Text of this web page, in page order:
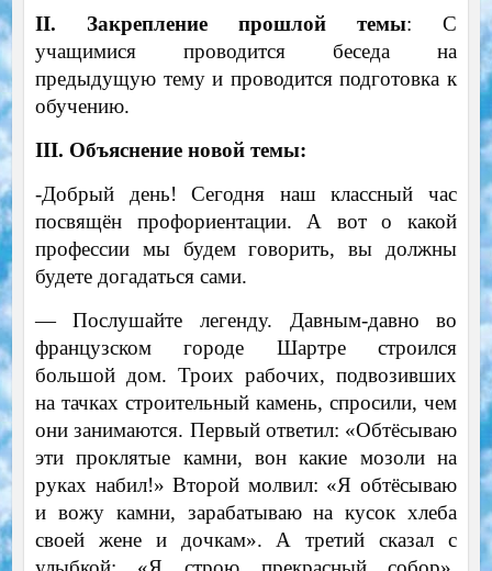
II. Закрепление прошлой темы: С
учащимися проводится беседа на
предыдущую тему и проводится подготовка к
обучению.
III. Объяснение новой темы:
-Добрый день! Сегодня наш классный час
посвящён профориентации. А вот о какой
профессии мы будем говорить, вы должны
будете догадаться сами.
— Послушайте легенду. Давным-давно во
французском городе Шартре строился
большой дом. Троих рабочих, подвозивших
на тачках строительный камень, спросили, чем
они занимаются. Первый ответил: «Обтёсываю
эти проклятые камни, вон какие мозоли на
руках набил!» Второй молвил: «Я обтёсываю
и вожу камни, зарабатываю на кусок хлеба
своей жене и дочкам». А третий сказал с